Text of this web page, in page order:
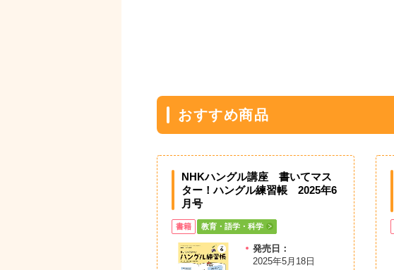
おすすめ商品
NHKハングル講座 書いてマス
ター！ハングル練習帳 2025年6
月号
書籍 教育・語学・科学
発売日：
2025年5月18日